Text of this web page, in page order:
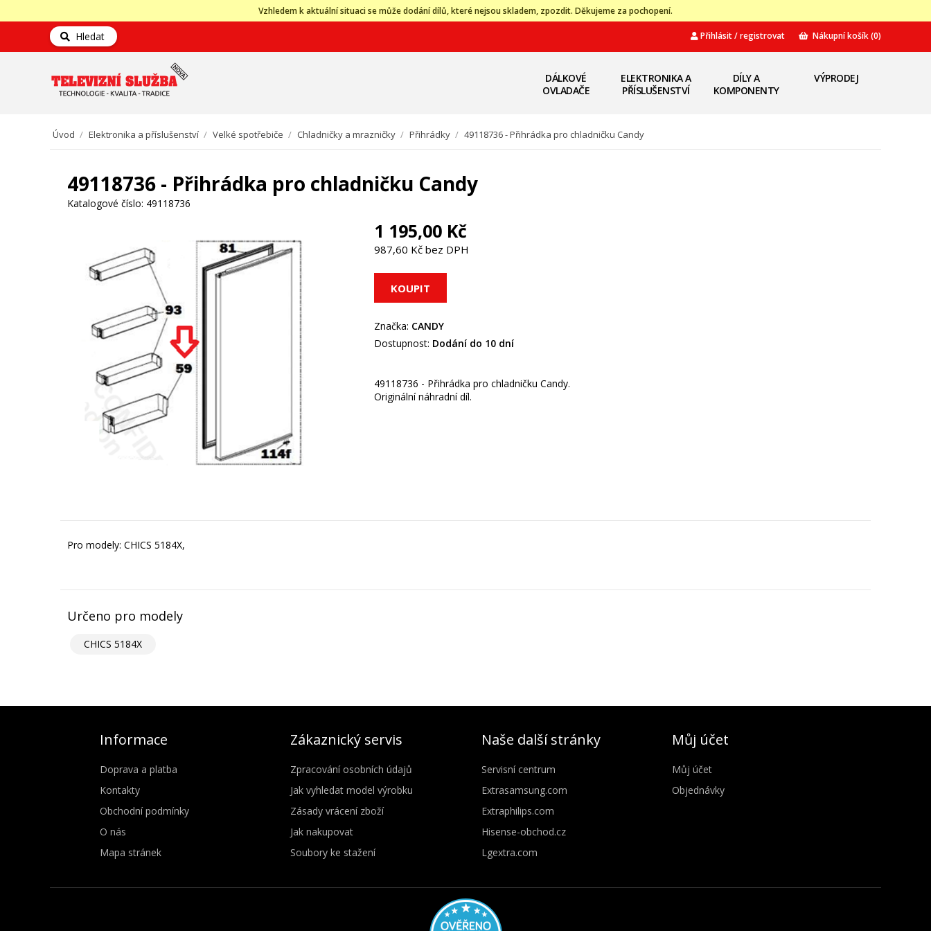
Vzhledem k aktuální situaci se může dodání dílů, které nejsou skladem, zpozdit. Děkujeme za pochopení.
Hledat Přihlásit / registrovat Nákupní košík(0)
DÁLKOVÉ
OVLADAČE
ELEKTRONIKA A
PŘÍSLUŠENSTVÍ
DÍLY A
KOMPONENTY
VÝPRODEJ
Úvod / Elektronika a příslušenství / Velké spotřebiče / Chladničky a mrazničky / Přihrádky / 49118736 - Přihrádka pro chladničku Candy
49118736 - Přihrádka pro chladničku Candy
Katalogové číslo: 49118736
1 195,00 Kč
987,60 Kč bez DPH
Značka: CANDY
Dostupnost: Dodání do 10 dní
49118736 - Přihrádka pro chladničku Candy.
Originální náhradní díl.
Pro modely: CHICS 5184X,
Určeno pro modely
CHICS 5184X
Informace
Doprava a platba
Kontakty
Obchodní podmínky
O nás
Mapa stránek
Zákaznický servis
Zpracování osobních údajů
Jak vyhledat model výrobku
Zásady vrácení zboží
Jak nakupovat
Soubory ke stažení
Naše další stránky
Servisní centrum
Extrasamsung.com
Extraphilips.com
Hisense-obchod.cz
Lgextra.com
Můj účet
Můj účet
Objednávky